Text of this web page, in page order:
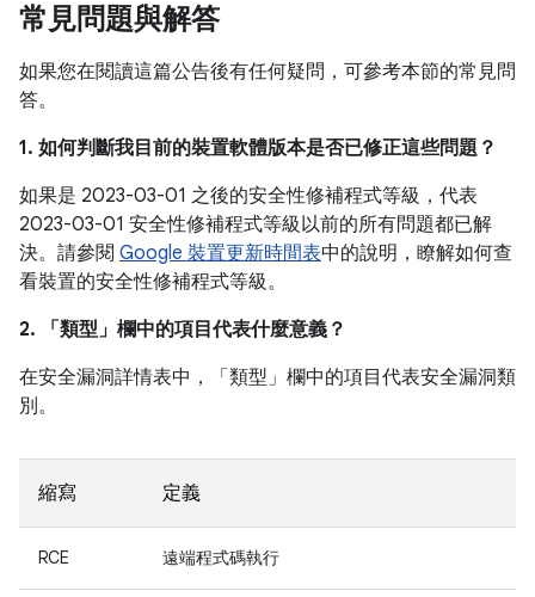
常見問題與解答
如果您在閱讀這篇公告後有任何疑問，可參考本節的常見問
答。
1. 如何判斷我目前的裝置軟體版本是否已修正這些問題？
如果是 2023-03-01 之後的安全性修補程式等級，代表
2023-03-01 安全性修補程式等級以前的所有問題都已解
決。請參閱 Google 裝置更新時間表中的說明，瞭解如何查
看裝置的安全性修補程式等級。
2. 「類型」 欄中的項目代表什麼意義？
在安全漏洞詳情表中，「類型」 欄中的項目代表安全漏洞類
別。
縮寫 定義
RCE 遠端程式碼執行